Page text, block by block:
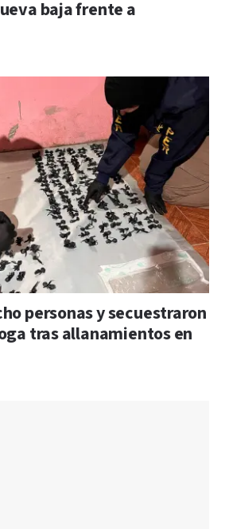
baja frente a
personas y secuestraron
tras allanamientos en